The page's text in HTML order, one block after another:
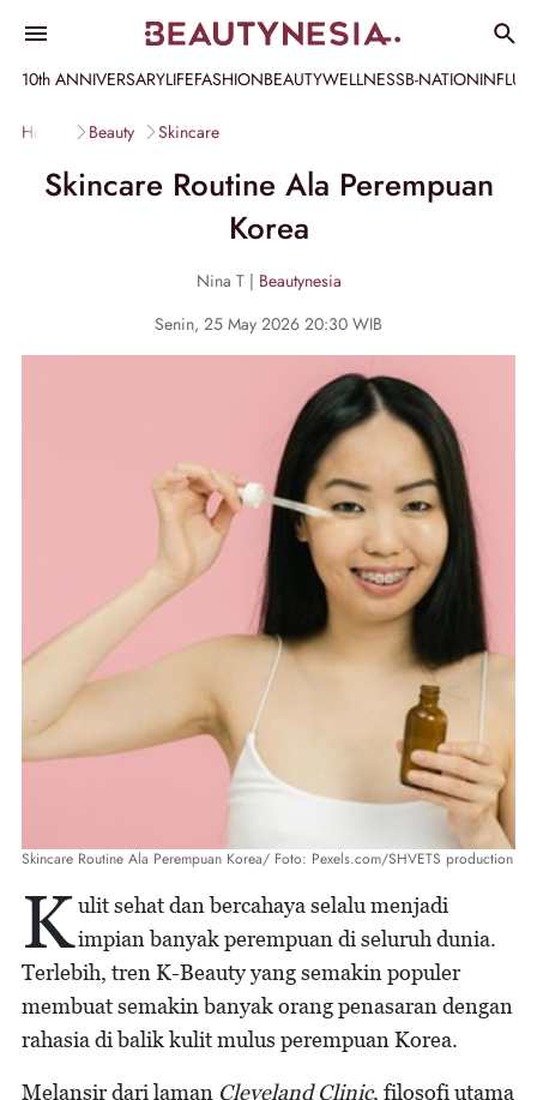
10th ANNIVERSARYLIFEFASHIONBEAUTYWELLNESSB-NATION
Home Beauty Skincare
Skincare Routine Ala Perempuan
Korea
Nina T | Beautynesia
Senin, 25 May 2026 20:30 WIB
Skincare Routine Ala Perempuan Korea/ Foto: Pexels.com/SHVETS production
Kulit sehat dan bercahaya selalu menjadi
impian banyak perempuan di seluruh dunia.
Terlebih, tren K-Beauty yang semakin populer
membuat semakin banyak orang penasaran dengan
rahasia di balik kulit mulus perempuan Korea.
Melansir dari laman Cleveland Clinic, filosofi utama